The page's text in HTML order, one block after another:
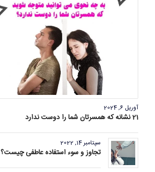
آوریل 6, 2024
21 نشانه که همسرتان شما را دوست ندارد
سپتامبر 14, 2022
تجاوز و سوء استفاده عاطفی چیست؟